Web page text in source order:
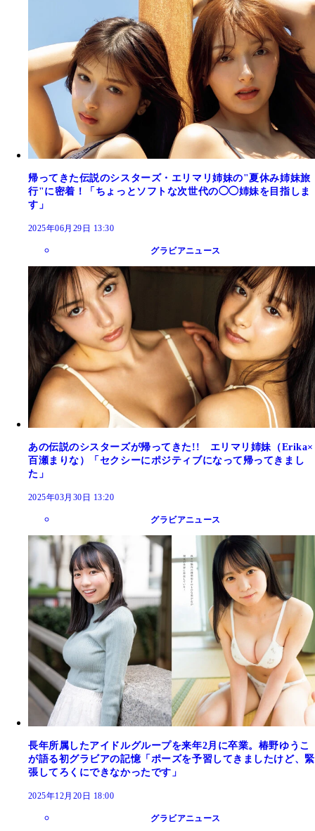
帰ってきた伝説のシスターズ・エリマリ姉妹の"夏休み姉妹旅
行"に密着！「ちょっとソフトな次世代の◯◯姉妹を目指しま
す」
2025年06月29日 13:30
グラビアニュース
あの伝説のシスターズが帰ってきた!! エリマリ姉妹（Erika×
百瀬まりな）「セクシーにポジティブになって帰ってきまし
た」
2025年03月30日 13:20
グラビアニュース
長年所属したアイドルグループを来年2月に卒業。椿野ゆうこ
が語る初グラビアの記憶「ポーズを予習してきましたけど、緊
張してろくにできなかったです」
2025年12月20日 18:00
グラビアニュース